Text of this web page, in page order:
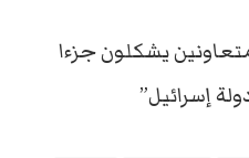
يشكلون جزءا
إسرائيل”